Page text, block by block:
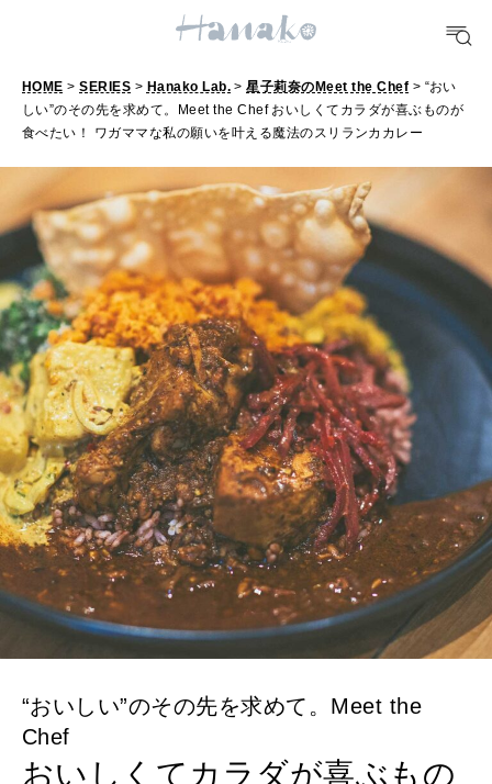
[12星座別] Monthly Love Holoscope
算命学がわかる今月のあなた
自分にやさしく
LEARN
知る、考える
MAMA
ママもいろいろ
SUSTAINABLE
わたしができること
CULTURE
自分を耕す
WORK&MONEY
いい人生って？
MAGAZINE
2026年9月号「北海道 おいしく遊ぶ、夏のご褒美旅。」
HOME >SERIES > Hanako Lab. >星子莉奈のMeet the Chef > “おい
しい”のその先を求めて。Meet the Chef おいしくてカラダが喜ぶものが
食べたい！ ワガママな私の願いを叶える魔法のスリランカカレー
“おいしい”のその先を求めて。Meet the
Chef
おいしくてカラダが喜ぶもの